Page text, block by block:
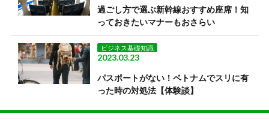
過ごし方で選ぶ新幹線おすすめ座席！知
っておきたいマナーもおさらい
ビジネス基礎知識
2023.03.23
パスポートがない！ベトナムでスリに有
った時の対処法【体験談】